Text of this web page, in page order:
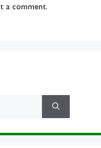
a comment.